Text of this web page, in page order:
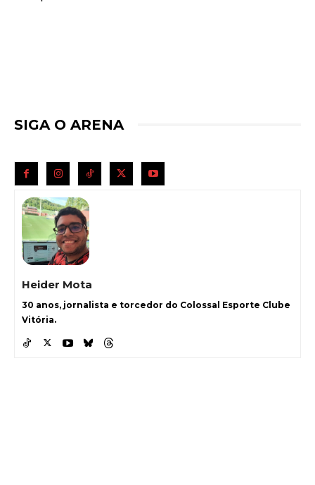
SIGA O ARENA
Heider Mota
30 anos, jornalista e torcedor do Colossal Esporte Clube
Vitória.